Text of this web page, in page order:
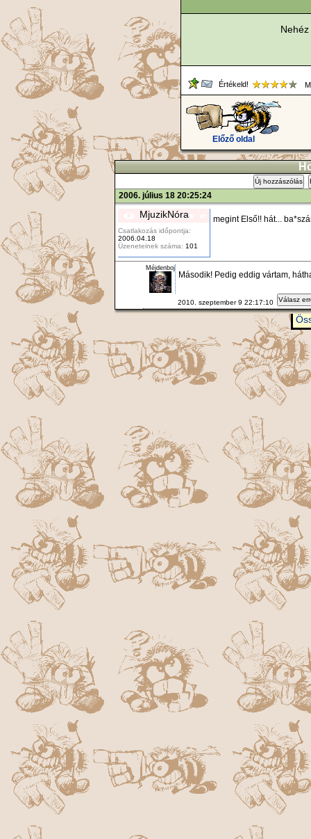
Értékeld!
Előző oldal
Új hozzászólás
2006. július 18 20:25:24
MjuzikNóra
Csatlakozás időpontja:
2006.04.18
Üzeneteinek száma: 101
megint Első!! hát...
Méjdenboj
Második! Pedig eddig vártam,
2010. szeptember 9 22:17:10 Válasz